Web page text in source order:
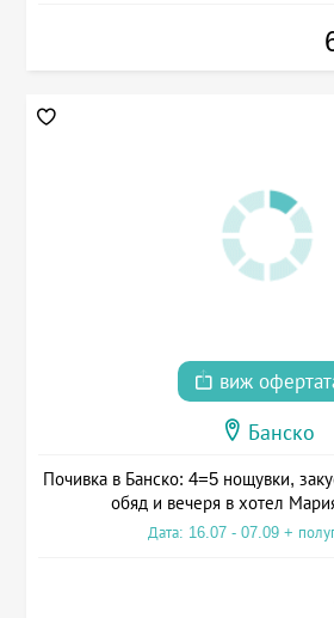
виж
Банско
Почивка в Банско: 4=5 нощувки,
обяд и вечеря в хотел
Дата: 16.07 - 07.09 +